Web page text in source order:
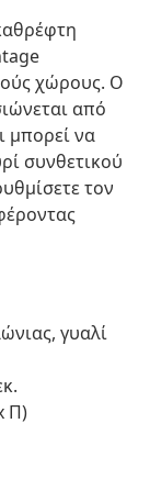
χώρους. Ο
από
μπορεί να
συνθετικού
τον
γυαλί
Π)